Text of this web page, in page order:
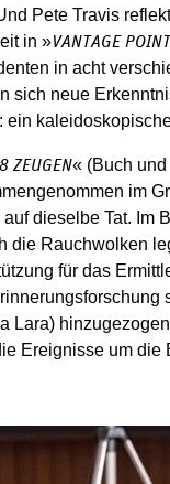
Pete Travis
in »VANTAGE POINT
in acht
sich neue
ein
8 ZEUGEN« (Buch
im
dieselbe Tat. Im
die Rauchwolken
für das
Lara)
Ereignisse um